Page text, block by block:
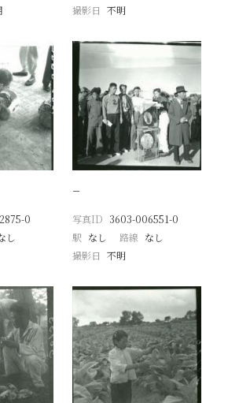
撮影日 不明
0
し
−
写真ID 3603-006551-0
駅 なし 路線 なし
撮影日 不明